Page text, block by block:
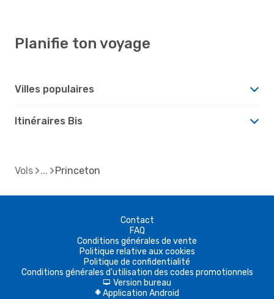
Planifie ton voyage
Villes populaires
Itinéraires Bis
Vols Princeton
Contact
FAQ
Conditions générales de vente
Politique relative aux cookies
Politique de confidentialité
Conditions générales d'utilisation des codes promotionnels
d Version bureau
A Application Android